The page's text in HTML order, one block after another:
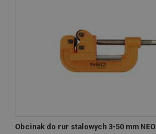
Obcinak do rur stalowych 3-50 mm NEO